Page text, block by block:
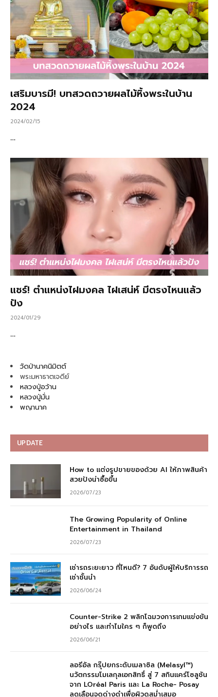
เสริมบารมี! บทสวดถวายผลไม้หิ้งพระในบ้าน
2024
2024/02/15
…
แชร์! ตำแหน่งไฝมงคล ไฝเสน่ห์ มีตรงไหนแล้ว
ปัง
2024/01/29
…
วัดป่านาคนิมิตต์
พระมหาธาตเจดีย์
หลวงปู่อว้าน
หลวงปู่มั่น
พญานาค
UPDATE
How to แต่งรูปขายของด้วย AI ให้ภาพสินค้า
สวยปังน่าซื้อขึ้น
2026/07/23
The Growing Popularity of Online
Entertainment in Thailand
2026/07/23
เช่ารถระยะยาว ที่ไหนดี? 7 อันดับผู้ให้บริการรถ
เช่าชั้นนำ
2026/06/24
Counter-Strike 2 พลิกโฉมวงการเกมแข่งขัน
อย่างไร และทำไมใคร ๆ ก็พูดถึง
2026/06/21
ลอรีอัล กรุ๊ปยกระดับเมลาซิล (Melasyl™)
นวัตกรรมโมเลกุลเอกสิทธิ์ สู่ 7 สกินแคร์โซลูชัน
จาก LOréal Paris และ La Roche- Posay
ลดเลือนจุดด่างดำเพื่อผิวดูสม่ำเสมอ